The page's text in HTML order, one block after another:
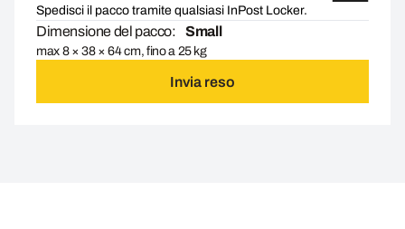
Spedisci il pacco tramite qualsiasi InPost Locker.
Dimensione del pacco: Small
max 8 × 38 × 64 cm, fino a 25 kg
Invia reso